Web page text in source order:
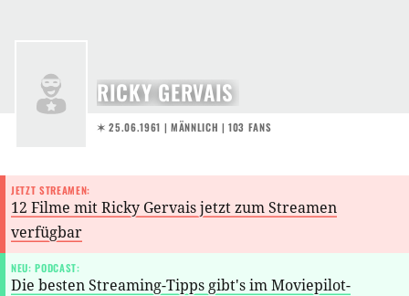
RICKY GERVAIS
✶ 25.06.1961 | MÄNNLICH | 103 FANS
JETZT STREAMEN:
12 Filme mit Ricky Gervais jetzt zum Streamen
verfügbar
NEU: PODCAST:
Die besten Streaming-Tipps gibt's im Moviepilot-